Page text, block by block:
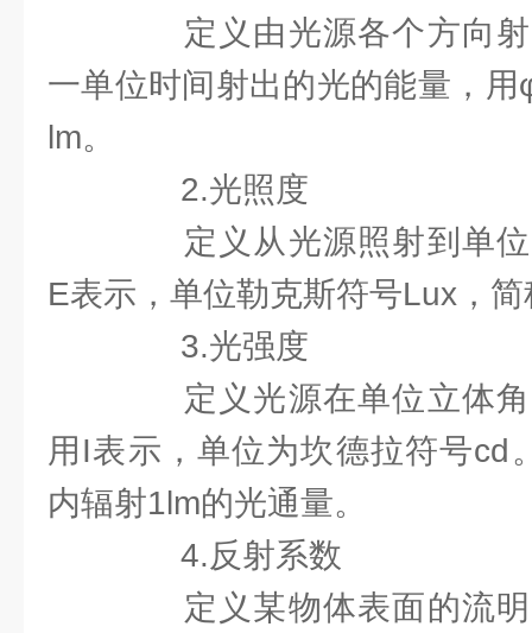
定义由光源各个方向射
一单位时间射出的光的能量，
lm。
2.光照度
定义从光源照射到单位
E表示，单位勒克斯符号Lux，
3.光强度
定义光源在单位立体角
用I表示，单位为坎德拉符号cd
内辐射1lm的光通量。
4.反射系数
定义某物体表面的流明